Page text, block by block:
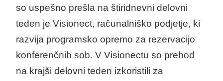
so uspešno prešla na štiridnevni delovni
teden je Visionect, računalniško podjetje, ki
razvija programsko opremo za rezervacijo
konferenčnih sob. V Visionectu so prehod
na krajši delovni teden izkoristili za